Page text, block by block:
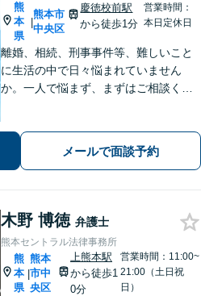
熊
本
県
|
熊本市
中央区
慶徳校前駅
から徒歩1分
営業時間：
本日定休日
離婚、相続、刑事事件等、難しいこと
に生活の中で日々悩まれていません
か。一人で悩まず、まずはご相談くだ
か、解決できるとしてどういった解決
策があるかご提案します。
メールで面談予約
木野 博徳 弁護士
熊本セントラル法律事務所
熊
本
県
|
熊本
市中
央区
上熊本駅
から徒歩1
0分
営業時間：11:00~
21:00（土日祝
日）